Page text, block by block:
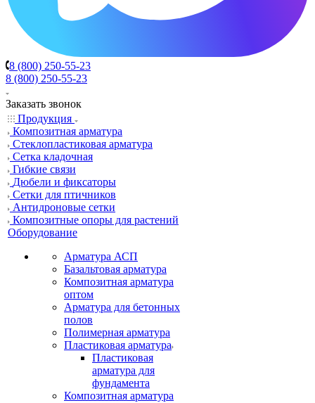
8 (800) 250-55-23
8 (800) 250-55-23
Заказать звонок
Продукция
Композитная арматура
Cтеклопластиковая арматура
Сетка кладочная
Гибкие связи
Дюбели и фиксаторы
Сетки для птичников
Антидроновые сетки
Композитные опоры для растений
Оборудование
Арматура АСП
Базальтовая арматура
Композитная арматура
оптом
Арматура для бетонных
полов
Полимерная арматура
Пластиковая арматура
Пластиковая
арматура для
фундамента
Композитная арматура